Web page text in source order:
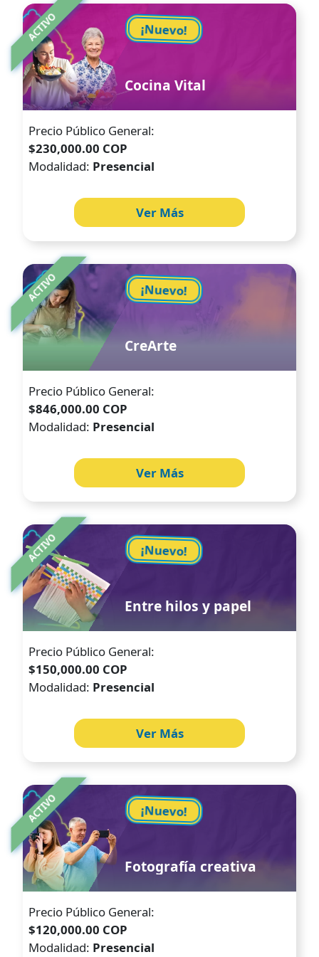
ACTIVO ¡Nuevo!
Image
Cocina Vital
Precio Público General:
$230,000.00 COP
Modalidad: Presencial
Ver Más
ACTIVO ¡Nuevo!
Image
CreArte
Precio Público General:
$846,000.00 COP
Modalidad: Presencial
Ver Más
ACTIVO ¡Nuevo!
Image
Entre hilos y papel
Precio Público General:
$150,000.00 COP
Modalidad: Presencial
Ver Más
ACTIVO ¡Nuevo!
Image
Fotografía creativa
Precio Público General:
$120,000.00 COP
Modalidad: Presencial